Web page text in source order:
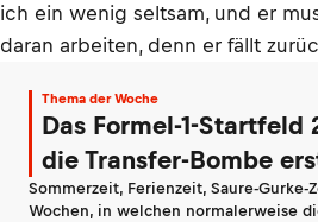
ich ein wenig seltsam, und er
daran arbeiten, denn er fällt
Thema der Woche
Das Formel-1-Startfeld
die Transfer-Bombe
Sommerzeit, Ferienzeit, Saure-Gurke-
Wochen, in welchen normalerweise